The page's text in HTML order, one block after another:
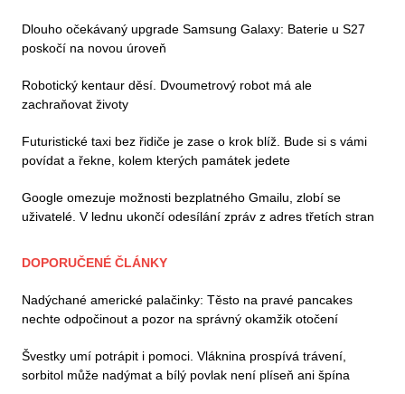
Dlouho očekávaný upgrade Samsung Galaxy: Baterie u S27
poskočí na novou úroveň
Robotický kentaur děsí. Dvoumetrový robot má ale
zachraňovat životy
Futuristické taxi bez řidiče je zase o krok blíž. Bude si s vámi
povídat a řekne, kolem kterých památek jedete
Google omezuje možnosti bezplatného Gmailu, zlobí se
uživatelé. V lednu ukončí odesílání zpráv z adres třetích stran
DOPORUČENÉ ČLÁNKY
Nadýchané americké palačinky: Těsto na pravé pancakes
nechte odpočinout a pozor na správný okamžik otočení
Švestky umí potrápit i pomoci. Vláknina prospívá trávení,
sorbitol může nadýmat a bílý povlak není plíseň ani špína